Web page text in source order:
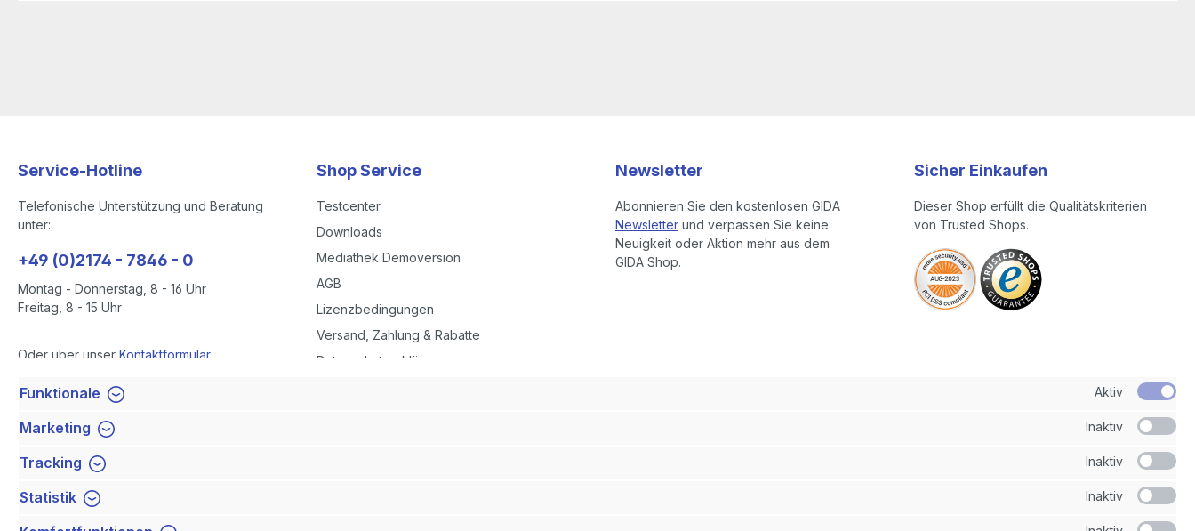
Service-Hotline
Telefonische Unterstützung und Beratung
unter:
+49 (0)2174 - 7846 - 0
Montag - Donnerstag, 8 - 16 Uhr
Freitag, 8 - 15 Uhr
Oder über unserKontaktformular.
Vertrag widerrufen
Shop Service
Testcenter
Downloads
Mediathek Demoversion
AGB
Lizenzbedingungen
Versand, Zahlung & Rabatte
Datenschutzerklärung
Newsletter
Abonnieren Sie den kostenlosen GIDA
Newsletter und verpassen Sie keine
Neuigkeit oder Aktion mehr aus dem
GIDA Shop.
Sicher Einkaufen
Dieser Shop erfüllt die Qualitätskriterien
von Trusted Shops.
Funktionale Aktiv
Marketing Inaktiv
Tracking Inaktiv
Statistik Inaktiv